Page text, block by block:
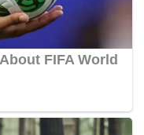
kanak dan
kepada baginda.
dalam bidang
kanak penghidap
kanak-kanaak autistik